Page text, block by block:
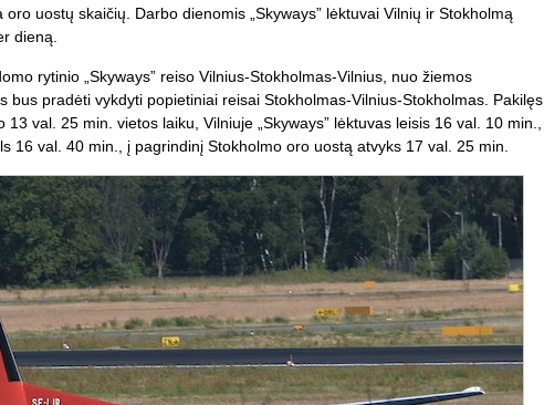
oro uostų skaičių. Darbo dienomis „Skyways” lėktuvai Vilnių ir Stokholmą
dieną.
rytinio „Skyways” reiso Vilnius-Stokholmas-Vilnius, nuo žiemos
bus pradėti vykdyti popietiniai reisai Stokholmas-Vilnius-Stokholmas. Pakilęs
13 val. 25 min. vietos laiku, Vilniuje „Skyways” lėktuvas leisis 16 val. 10 min.,
16 val. 40 min., į pagrindinį Stokholmo oro uostą atvyks 17 val. 25 min.